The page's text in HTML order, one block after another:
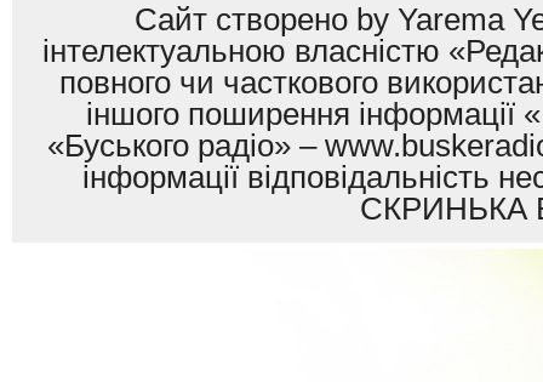
Сайт створено by Yarema
інтелектуальною власністю
повного чи часткового
іншого поширення інформації
«Буського радіо» –
інформації
СКРИНЬКА